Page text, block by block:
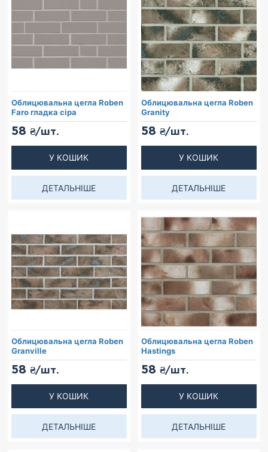
Облицювальна цегла Roben
Faro гладка сіра
58 ₴/шт.
У КОШИК
ДЕТАЛЬНІШЕ
Облицювальна цегла Roben
Granity
58 ₴/шт.
У КОШИК
ДЕТАЛЬНІШЕ
Облицювальна цегла Roben
Granville
58 ₴/шт.
У КОШИК
ДЕТАЛЬНІШЕ
Облицювальна цегла Roben
Hastings
58 ₴/шт.
У КОШИК
ДЕТАЛЬНІШЕ